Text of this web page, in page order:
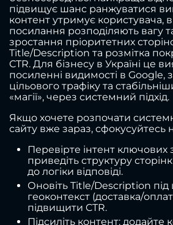
підвищує шанс ранжуватися
контент утримує користувача,
посилання розподіляють вагу
зростання пріоритетних
Title/Description та розмітка
CTR. Для бізнесу в Україні це
посиленні видимості в Google,
цільового трафіку та
«магії», через системний підхід.
Якщо хочете розпочати
сайту вже зараз, сфокусуйтесь
Перевірте інтент ключових
приведіть структуру
до логіки відповіді.
Оновіть Title/Description під
геоконтекст (доставка/
підвищити CTR.
Підсиліть контент: додайте